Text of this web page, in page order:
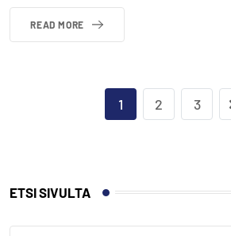
READ MORE
1 2 3
ETSI SIVULTA